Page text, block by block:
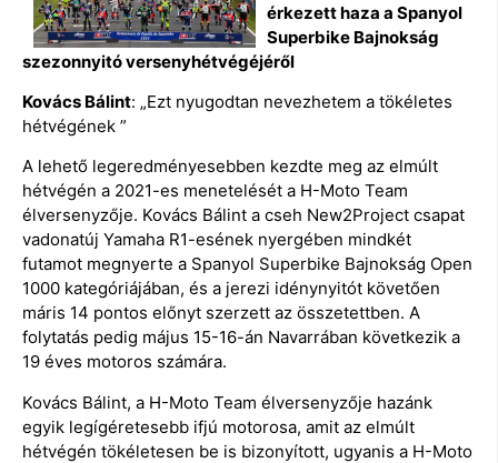
érkezett haza a Spanyol
Superbike Bajnokság
szezonnyitó versenyhétvégéjéről
Kovács Bálint: „Ezt nyugodtan nevezhetem a tökéletes
hétvégének ”
A lehető legeredményesebben kezdte meg az elmúlt
hétvégén a 2021-es menetelését a H-Moto Team
élversenyzője. Kovács Bálint a cseh New2Project csapat
vadonatúj Yamaha R1-esének nyergében mindkét
futamot megnyerte a Spanyol Superbike Bajnokság Open
1000 kategóriájában, és a jerezi idénynyitót követően
máris 14 pontos előnyt szerzett az összetettben. A
folytatás pedig május 15-16-án Navarrában következik a
19 éves motoros számára.
Kovács Bálint, a H-Moto Team élversenyzője hazánk
egyik legígéretesebb ifjú motorosa, amit az elmúlt
hétvégén tökéletesen be is bizonyított, ugyanis a H-Moto